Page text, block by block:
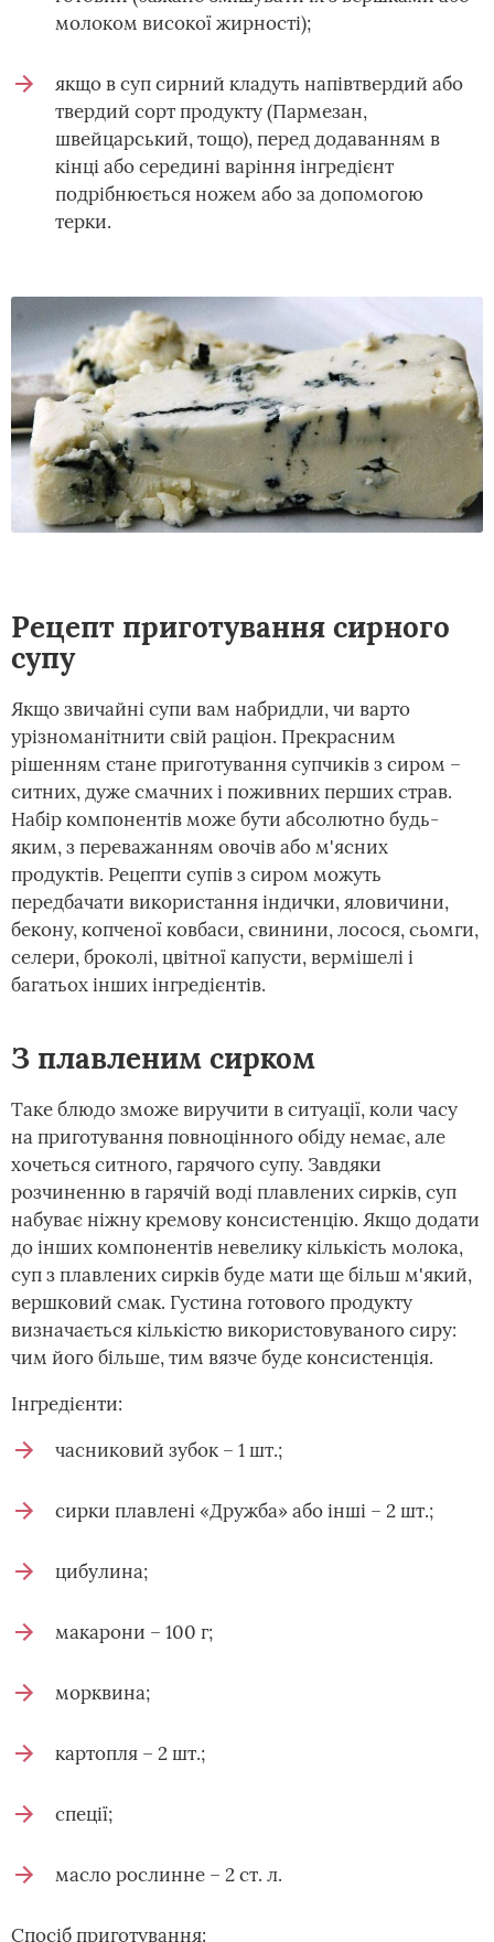
молоком високої жирності);
якщо в суп сирний кладуть напівтвердий або
твердий сорт продукту (Пармезан,
швейцарський, тощо), перед додаванням в
кінці або середині варіння інгредієнт
подрібнюється ножем або за допомогою
терки.
Рецепт приготування сирного
супу
Якщо звичайні супи вам набридли, чи варто
урізноманітнити свій раціон. Прекрасним
рішенням стане приготування супчиків з сиром –
ситних, дуже смачних і поживних перших страв.
Набір компонентів може бути абсолютно будь-
яким, з переважанням овочів або м'ясних
продуктів. Рецепти супів з сиром можуть
передбачати використання індички, яловичини,
бекону, копченої ковбаси, свинини, лосося, сьомги,
селери, броколі, цвітної капусти, вермішелі і
багатьох інших інгредієнтів.
З плавленим сирком
Таке блюдо зможе виручити в ситуації, коли часу
на приготування повноцінного обіду немає, але
хочеться ситного, гарячого супу. Завдяки
розчиненню в гарячій воді плавлених сирків, суп
набуває ніжну кремову консистенцію. Якщо додати
до інших компонентів невелику кількість молока,
суп з плавлених сирків буде мати ще більш м'який,
вершковий смак. Густина готового продукту
визначається кількістю використовуваного сиру:
чим його більше, тим вязче буде консистенція.
Інгредієнти:
часниковий зубок – 1 шт.;
сирки плавлені «Дружба» або інші – 2 шт.;
цибулина;
макарони – 100 г;
морквина;
картопля – 2 шт.;
спеції;
масло рослинне – 2 ст. л.
Спосіб приготування: